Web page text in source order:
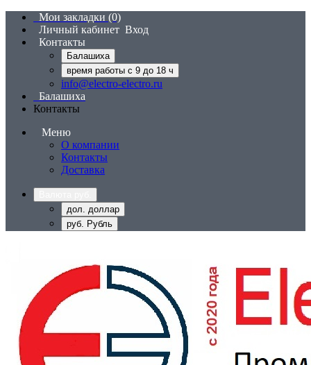
Мои закладки (0)
Личный кабинет Вход
Контакты
Балашиха
время работы с 9 до 18 ч
info@electro-electro.ru
Балашиха
Контакты
Меню
О компании
Контакты
Доставка
дол. доллар
руб. Рубль